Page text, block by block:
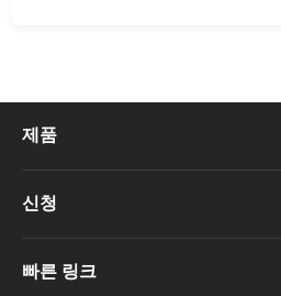
제품
신청
빠른 링크